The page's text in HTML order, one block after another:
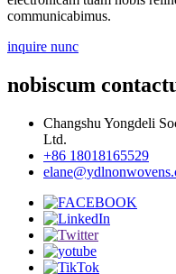
communicabimus.
inquire nunc
nobiscum
Changshu Yongdeli
Ltd.
+86 18018165529